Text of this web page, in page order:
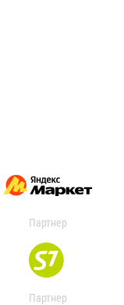
Партнер
Партнер